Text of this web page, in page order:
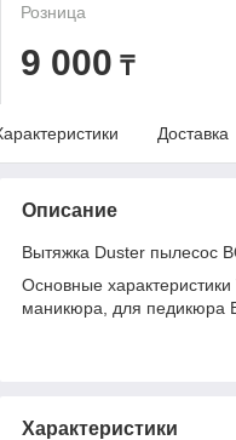
Розница
9 000 ₸
Доставка
Описание
Вытяжка Duster пылесос
Основные
маникюра, для педикюра
Характеристики